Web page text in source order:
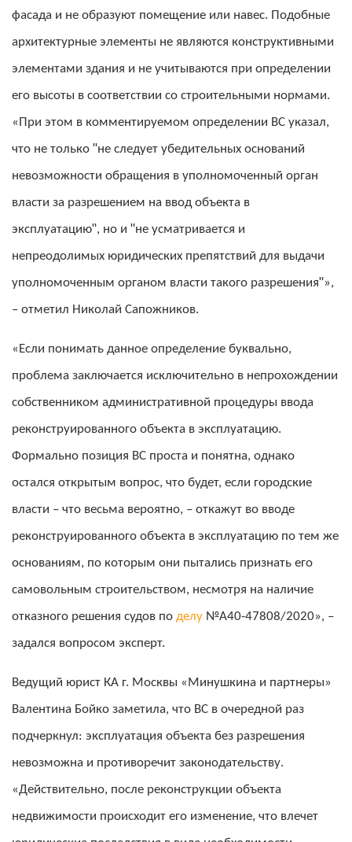
фасада и не образуют помещение или навес. Подобные
архитектурные элементы не являются конструктивными
элементами здания и не учитываются при определении
его высоты в соответствии со строительными нормами.
«При этом в комментируемом определении ВС указал,
что не только ʺне следует убедительных оснований
невозможности обращения в уполномоченный орган
власти за разрешением на ввод объекта в
эксплуатациюʺ, но и ʺне усматривается и
непреодолимых юридических препятствий для выдачи
уполномоченным органом власти такого разрешенияʺ»,
– отметил Николай Сапожников.
«Если понимать данное определение буквально,
проблема заключается исключительно в непрохождении
собственником административной процедуры ввода
реконструированного объекта в эксплуатацию.
Формально позиция ВС проста и понятна, однако
остался открытым вопрос, что будет, если городские
власти – что весьма вероятно, – откажут во вводе
реконструированного объекта в эксплуатацию по тем же
основаниям, по которым они пытались признать его
самовольным строительством, несмотря на наличие
отказного решения судов по делу №А40-47808/2020», –
задался вопросом эксперт.
Ведущий юрист КА г. Москвы «Минушкина и партнеры»
Валентина Бойко заметила, что ВС в очередной раз
подчеркнул: эксплуатация объекта без разрешения
невозможна и противоречит законодательству.
«Действительно, после реконструкции объекта
недвижимости происходит его изменение, что влечет